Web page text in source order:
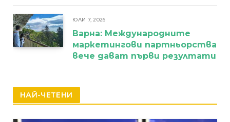
ЮЛИ 7, 2026
Варна: Международните
маркетингови партньорства
вече дават първи резултати
НАЙ-ЧЕТЕНИ